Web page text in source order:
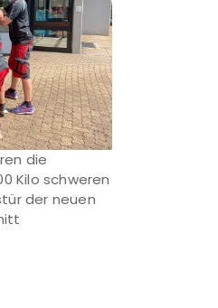
die
Kilo schweren
der neuen